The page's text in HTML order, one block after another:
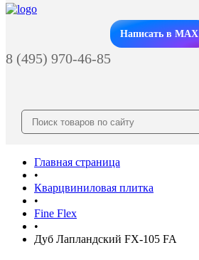
Заказать звонок
Написать в MAX
8 (495) 970-46-85
Главная страница
•
Кварцвиниловая плитка
•
Fine Flex
•
Дуб Лапландский FX-105 FA